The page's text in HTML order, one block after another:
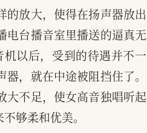
的放大，使得在扬声器放出
电台播音室里播送的逼真无
以后，受到的待遇并不一
，就在中途被阻挡住了。
大不足，使女高音独唱听起
够柔和优美。